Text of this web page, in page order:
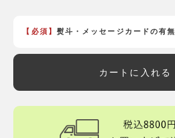
【必須】 熨斗・メッセージカードの有無
カートに入れる